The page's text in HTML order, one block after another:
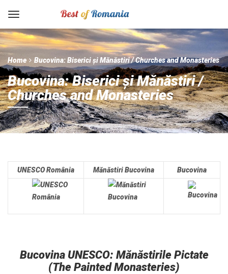
Home Bucovina: Biserici și Mănăstiri / Churches and Monasteries
Bucovina: Biserici și Mănăstiri /
Churches and Monasteries
UNESCO România Mănăstiri Bucovina Bucovina
Bucovina UNESCO: Mănăstirile Pictate
(The Painted Monasteries)